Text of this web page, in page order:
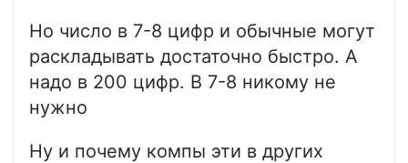
Но число в 7-8 цифр и обычные могут
раскладывать достаточно быстро. А
надо в 200 цифр. В 7-8 никому не
нужно
Ну и почему компы эти в других